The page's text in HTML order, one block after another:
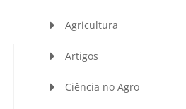
Agricultura
Artigos
Ciência no Agro